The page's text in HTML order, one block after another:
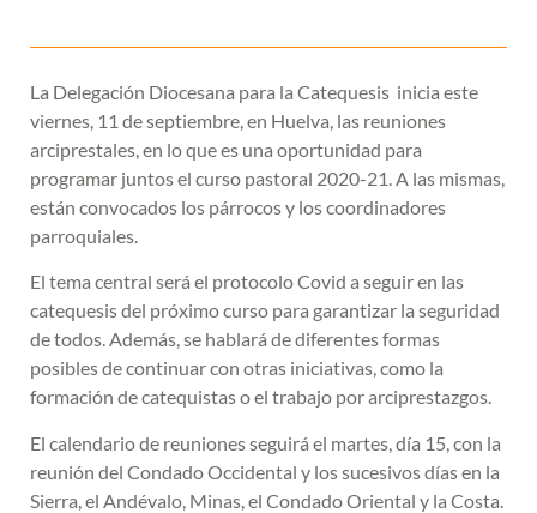
La Delegación Diocesana para la Catequesis inicia este
viernes, 11 de septiembre, en Huelva, las reuniones
arciprestales, en lo que es una oportunidad para
programar juntos el curso pastoral 2020-21. A las mismas,
están convocados los párrocos y los coordinadores
parroquiales.
El tema central será el protocolo Covid a seguir en las
catequesis del próximo curso para garantizar la seguridad
de todos. Además, se hablará de diferentes formas
posibles de continuar con otras iniciativas, como la
formación de catequistas o el trabajo por arciprestazgos.
El calendario de reuniones seguirá el martes, día 15, con la
reunión del Condado Occidental y los sucesivos días en la
Sierra, el Andévalo, Minas, el Condado Oriental y la Costa.